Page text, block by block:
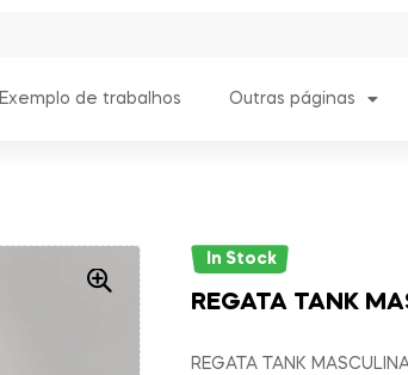
Exemplo de trabalhos Outras páginas
In Stock
REGATA TANK
REGATA TANK